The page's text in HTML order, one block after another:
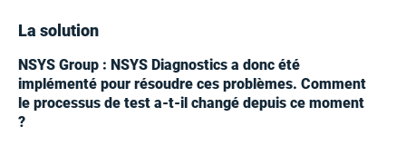
La solution
NSYS Group : NSYS Diagnostics a donc été
implémenté pour résoudre ces problèmes. Comment
le processus de test a-t-il changé depuis ce moment
?